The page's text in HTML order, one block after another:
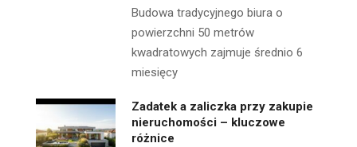
Budowa tradycyjnego biura o
powierzchni 50 metrów
kwadratowych zajmuje średnio 6
miesięcy
Zadatek a zaliczka przy zakupie
nieruchomości – kluczowe
różnice